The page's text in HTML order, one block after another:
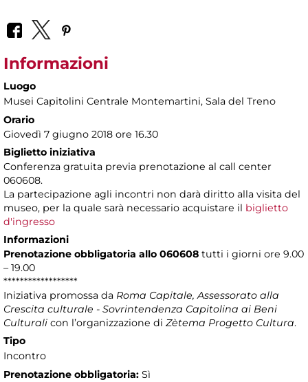
Informazioni
Luogo
Musei Capitolini Centrale Montemartini, Sala del Treno
Orario
Giovedì 7 giugno 2018 ore 16.30
Biglietto iniziativa
Conferenza gratuita previa prenotazione al call center
060608.
La partecipazione agli incontri non darà diritto alla visita del
museo, per la quale sarà necessario acquistare il biglietto
d'ingresso
Informazioni
Prenotazione obbligatoria allo 060608 tutti i giorni ore 9.00
– 19.00
******************
Iniziativa promossa da Roma Capitale, Assessorato alla
Crescita culturale - Sovrintendenza Capitolina ai Beni
Culturali con l’organizzazione di Zètema Progetto Cultura.
Tipo
Incontro
Prenotazione obbligatoria: Sì